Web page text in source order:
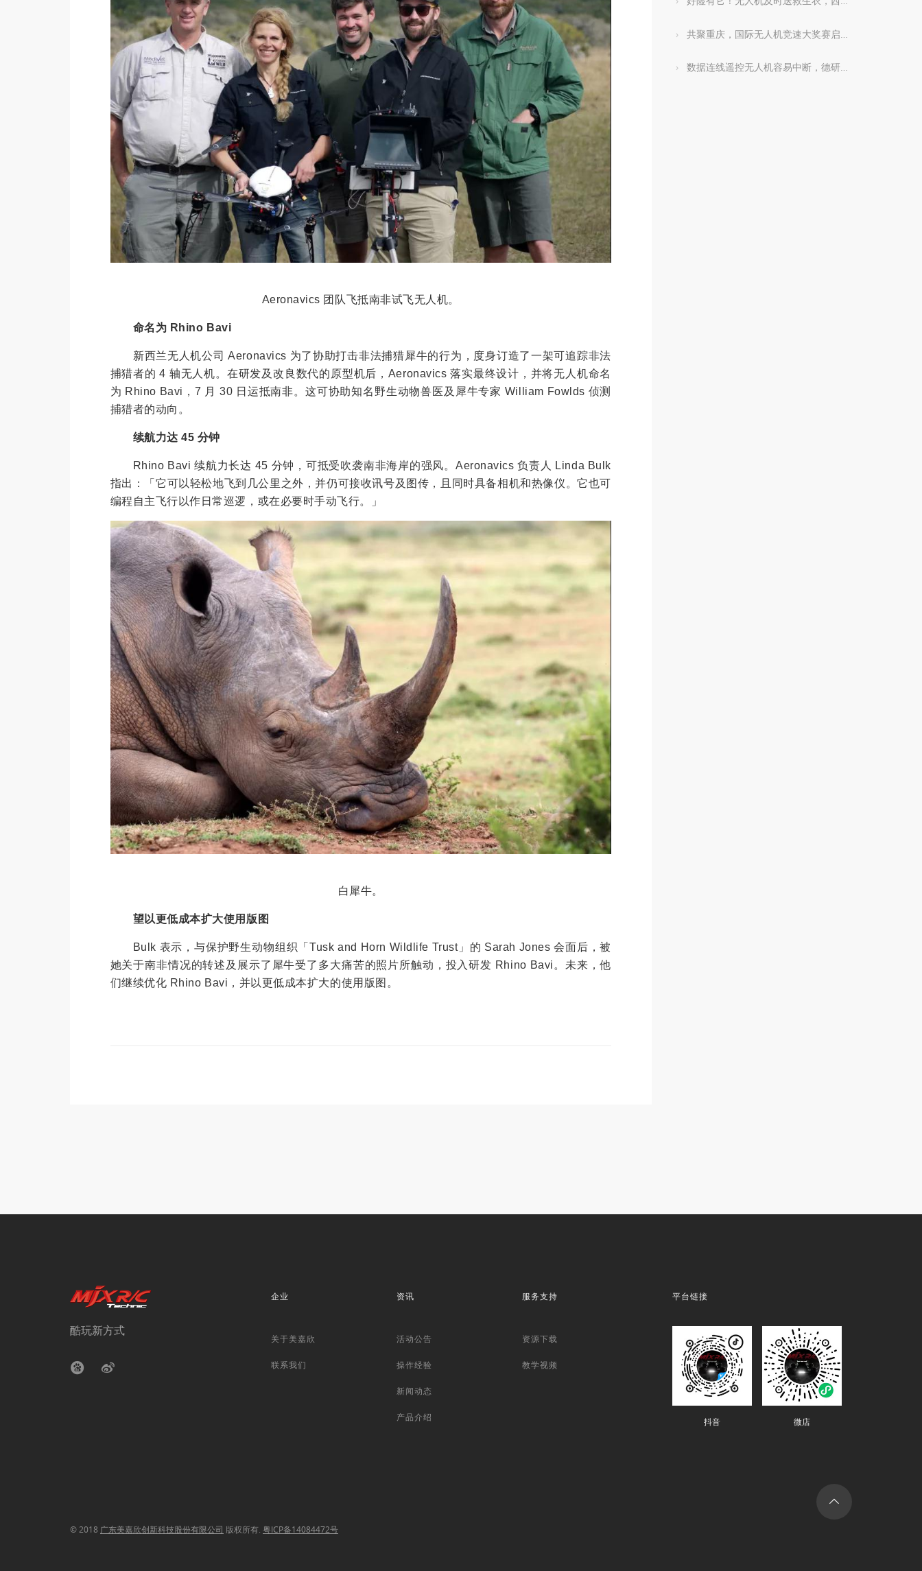
Aeronavics 团队飞抵南非试飞无人机。
命名为 Rhino Bavi
新西兰无人机公司 Aeronavics 为了协助打击非法捕猎犀牛的行为，度身订造了一架可追踪非法
捕猎者的 4 轴无人机。在研发及改良数代的原型机后，Aeronavics 落实最终设计，并将无人机命名
为 Rhino Bavi，7 月 30 日运抵南非。这可协助知名野生动物兽医及犀牛专家 William Fowlds 侦测
捕猎者的动向。
续航力达 45 分钟
Rhino Bavi 续航力长达 45 分钟，可抵受吹袭南非海岸的强风。Aeronavics 负责人 Linda Bulk
指出：「它可以轻松地飞到几公里之外，并仍可接收讯号及图传，且同时具备相机和热像仪。它也可
编程自主飞行以作日常巡逻，或在必要时手动飞行。」
白犀牛。
望以更低成本扩大使用版图
Bulk 表示，与保护野生动物组织「Tusk and Horn Wildlife Trust」的 Sarah Jones 会面后，被
她关于南非情况的转述及展示了犀牛受了多大痛苦的照片所触动，投入研发 Rhino Bavi。未来，他
们继续优化 Rhino Bavi，并以更低成本扩大的使用版图。
共聚重庆，国际无人机竞速大奖赛启动
数据连线遥控无人机容易中断，德研究所：改用语音频道更好
酷玩新方式
企业
关于美嘉欣
联系我们
资讯
活动公告
操作经验
新闻动态
产品介绍
服务支持
资源下载
教学视频
平台链接
抖音 微店
© 2018 广东美嘉欣创新科技股份有限公司 版权所有. 粤ICP备14084472号